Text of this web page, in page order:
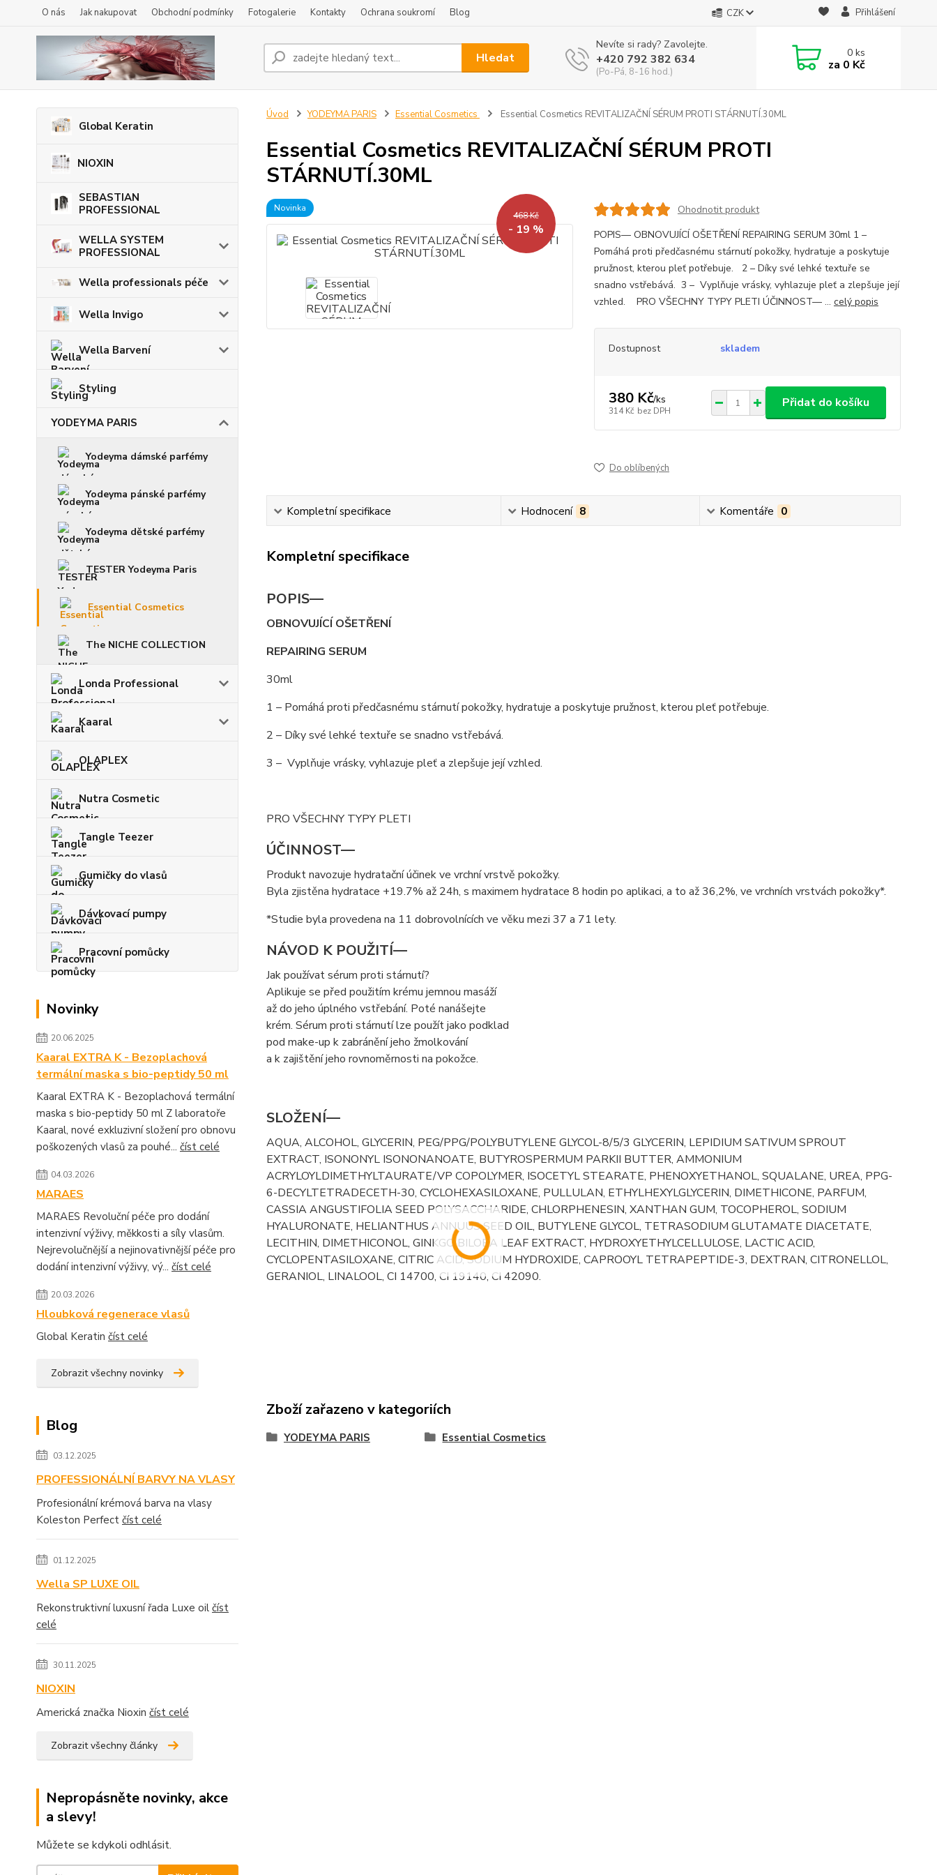
O nás Jak nakupovat Obchodní podmínky Fotogalerie Kontakty Ochrana soukromí Blog CZK Přihlášení
Hledat
Nevíte si rady? Zavolejte.
+420 792 382 634
(Po-Pá, 8-16 hod.)
0ks
za 0 Kč
Global Keratin
NIOXIN
SEBASTIAN
PROFESSIONAL
WELLA SYSTEM
PROFESSIONAL
Wella professionals péče
Wella Invigo
Wella Barvení
Styling
YODEYMA PARIS
Yodeyma dámské parfémy
Yodeyma pánské parfémy
Yodeyma dětské parfémy
TESTER Yodeyma Paris
Essential Cosmetics
The NICHE COLLECTION
Londa Professional
Kaaral
OLAPLEX
Nutra Cosmetic
Tangle Teezer
Gumičky do vlasů
Dávkovací pumpy
Pracovní pomůcky
Novinky
20.06.2025
Kaaral EXTRA K - Bezoplachová
termální maska s bio-peptidy 50 ml
Kaaral EXTRA K - Bezoplachová termální
maska s bio-peptidy 50 ml Z laboratoře
Kaaral, nové exkluzivní složení pro obnovu
poškozených vlasů za pouhé... číst celé
04.03.2026
MARAES
MARAES Revoluční péče pro dodání
intenzivní výživy, měkkosti a síly vlasům.
Nejrevolučnější a nejinovativnější péče pro
dodání intenzivní výživy, vý... číst celé
20.03.2026
Hloubková regenerace vlasů
Global Keratin číst celé
Zobrazit všechny novinky
Blog
03.12.2025
PROFESSIONÁLNÍ BARVY NA VLASY
Profesionální krémová barva na vlasy
Koleston Perfect číst celé
01.12.2025
Wella SP LUXE OIL
Rekonstruktivní luxusní řada Luxe oil číst
celé
30.11.2025
NIOXIN
Americká značka Nioxin číst celé
Zobrazit všechny články
Nepropásněte novinky, akce
a slevy!
Můžete se kdykoli odhlásit.
Úvod YODEYMA PARIS Essential Cosmetics Essential Cosmetics REVITALIZAČNÍ SÉRUM PROTI STÁRNUTÍ.30ML
Essential Cosmetics REVITALIZAČNÍ SÉRUM PROTI
STÁRNUTÍ.30ML
Novinka
468 Kč
- 19 %
Ohodnotit produkt
POPIS— OBNOVUJÍCÍ OŠETŘENÍ REPAIRING SERUM 30ml 1 –
Pomáhá proti předčasnému stárnutí pokožky, hydratuje a poskytuje
pružnost, kterou pleť potřebuje. 2 – Díky své lehké textuře se
snadno vstřebává. 3 – Vyplňuje vrásky, vyhlazuje pleť a zlepšuje její
vzhled. PRO VŠECHNY TYPY PLETI ÚČINNOST— ... celý popis
Dostupnost skladem
380 Kč/ks
314 Kč bez DPH
Přidat do košíku
Do oblíbených
Kompletní specifikace Hodnocení 8 Komentáře 0
Kompletní specifikace
POPIS—
OBNOVUJÍCÍ OŠETŘENÍ
REPAIRING SERUM
30ml
1 – Pomáhá proti předčasnému stárnutí pokožky, hydratuje a poskytuje pružnost, kterou pleť potřebuje.
2 – Díky své lehké textuře se snadno vstřebává.
3 – Vyplňuje vrásky, vyhlazuje pleť a zlepšuje její vzhled.
PRO VŠECHNY TYPY PLETI
ÚČINNOST—
Produkt navozuje hydratační účinek ve vrchní vrstvě pokožky.
Byla zjistěna hydratace +19.7% až 24h, s maximem hydratace 8 hodin po aplikaci, a to až 36,2%, ve vrchních vrstvách pokožky*.
*Studie byla provedena na 11 dobrovolnících ve věku mezi 37 a 71 lety.
NÁVOD K POUŽITÍ—
Jak používat sérum proti stárnutí?
Aplikuje se před použitím krému jemnou masáží
až do jeho úplného vstřebání. Poté nanášejte
krém. Sérum proti stárnutí lze použít jako podklad
pod make-up k zabránění jeho žmolkování
a k zajištění jeho rovnoměrnosti na pokožce.
SLOŽENÍ—
AQUA, ALCOHOL, GLYCERIN, PEG/PPG/POLYBUTYLENE GLYCOL-8/5/3 GLYCERIN, LEPIDIUM SATIVUM SPROUT
EXTRACT, ISONONYL ISONONANOATE, BUTYROSPERMUM PARKII BUTTER, AMMONIUM
ACRYLOYLDIMETHYLTAURATE/VP COPOLYMER, ISOCETYL STEARATE, PHENOXYETHANOL, SQUALANE, UREA, PPG-
6-DECYLTETRADECETH-30, CYCLOHEXASILOXANE, PULLULAN, ETHYLHEXYLGLYCERIN, DIMETHICONE, PARFUM,
CASSIA ANGUSTIFOLIA SEED POLYSACCHARIDE, CHLORPHENESIN, XANTHAN GUM, TOCOPHEROL, SODIUM
HYALURONATE, HELIANTHUS ANNUUS SEED OIL, BUTYLENE GLYCOL, TETRASODIUM GLUTAMATE DIACETATE,
LECITHIN, DIMETHICONOL, GINKGO BILOBA LEAF EXTRACT, HYDROXYETHYLCELLULOSE, LACTIC ACID,
CYCLOPENTASILOXANE, CITRIC ACID, SODIUM HYDROXIDE, CAPROOYL TETRAPEPTIDE-3, DEXTRAN, CITRONELLOL,
GERANIOL, LINALOOL, CI 14700, CI 19140, CI 42090.
Zboží zařazeno v kategoriích
YODEYMA PARIS Essential Cosmetics